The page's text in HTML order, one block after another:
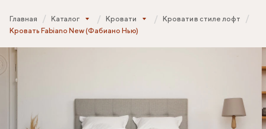
Главная Каталог Кровати
Кровати в стиле лофт
Кровать Fabiano New (Фабиано Нью)